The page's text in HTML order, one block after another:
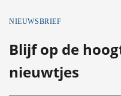
NIEUWSBRIEF
Blijf op de
nieuwtjes